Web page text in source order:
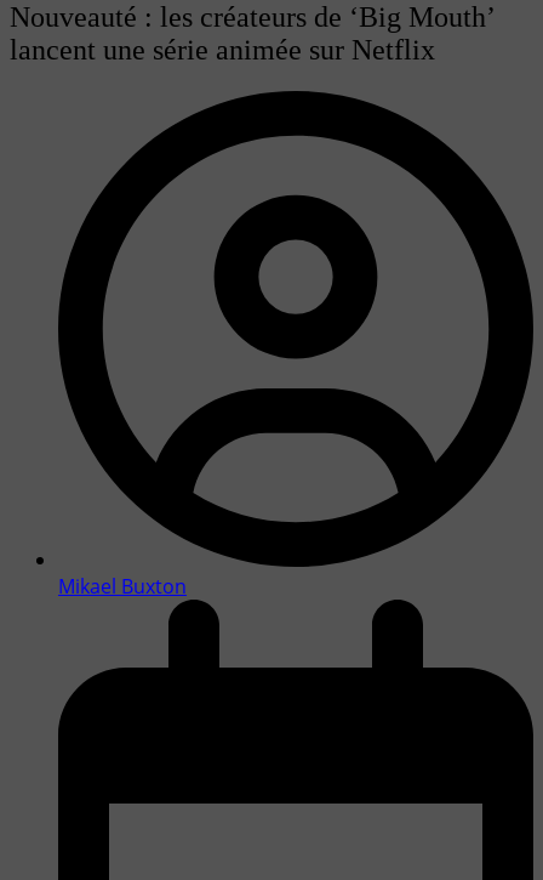
Nouveauté : les créateurs de ‘Big Mouth’
lancent une série animée sur Netflix
Mikael Buxton